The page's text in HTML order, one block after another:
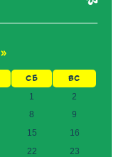
»
СБ ВС
1
2
8 9
15
16
22
23